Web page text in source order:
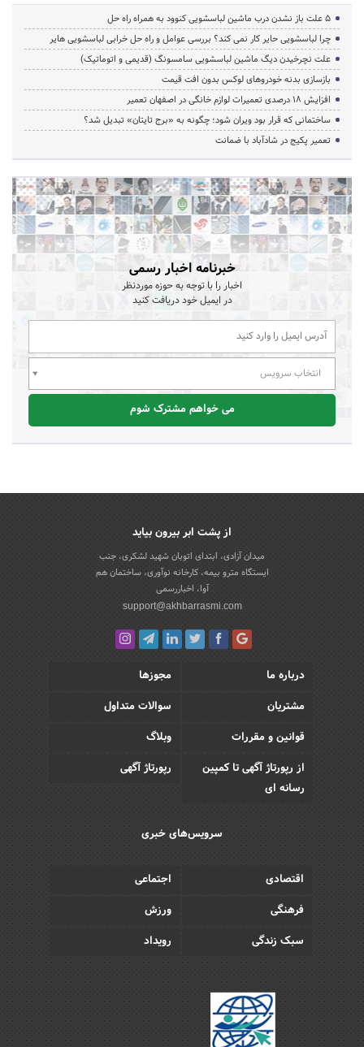
5 علت باز نشدن درب ماشین لباسشویی کنوود به همراه راه حل
چرا لباسشویی حایر کار نمی کند؟ بررسی عوامل و راه حل خرابی لباسشویی هایر
علت نچرخیدن دیگ ماشین لباسشویی سامسونگ (قدیمی و اتوماتیک)
بازسازی بدنه خودروهای لوکس بدون افت قیمت
افزایش ۱۸ درصدی تعمیرات لوازم خانگی در اصفهان تعمیر
ساختمانی که قرار بود ویران شود؛ چگونه به «برج تایتان» تبدیل شد؟
تعمیر پکیج در شادآباد با ضمانت
خبرنامه اخبار رسمی
اخبار را با توجه به حوزه موردنظر
در ایمیل خود دریافت کنید
انتخاب سرویس
می خواهم مشترک شوم
از پشت ابر بیرون بیاید
میدان آزادی، ابتدای اتوبان شهید لشکری، جنب
ایستگاه مترو بیمه، کارخانه نوآوری، ساختمان هم
آوا، اخباررسمی
support@akhbarrasmi.com
درباره ما
مجوزها
مشتریان
سوالات متداول
قوانین و مقررات
وبلاگ
از رپورتاژ آگهی تا کمپین
رسانه ای
رپورتاژ آگهی
سرویس‌های خبری
اقتصادی
اجتماعی
فرهنگی
ورزش
سبک زندگی
رویداد